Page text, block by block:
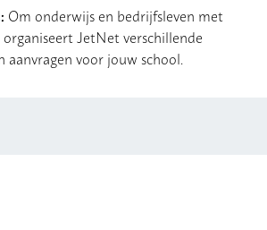
: Om onderwijs en bedrijfsleven met
JetNet verschillende
aanvragen voor jouw school.